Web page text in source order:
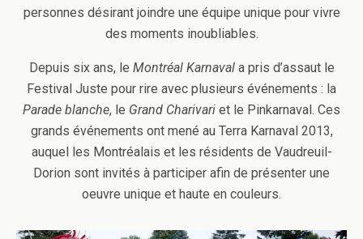
personnes désirant joindre une équipe unique pour vivre
des moments inoubliables.
Depuis six ans, le Montréal Karnaval a pris d’assaut le
Festival Juste pour rire avec plusieurs événements : la
Parade blanche, le Grand Charivari et le Pinkarnaval. Ces
grands événements ont mené au Terra Karnaval 2013,
auquel les Montréalais et les résidents de Vaudreuil-
Dorion sont invités à participer afin de présenter une
oeuvre unique et haute en couleurs.